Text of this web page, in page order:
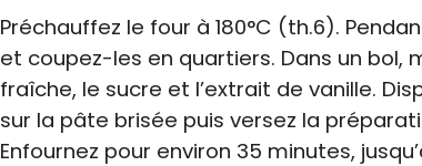
Préchauffez le four à 180°C (th.6).
et coupez-les en quartiers. Dans un bol,
fraîche, le sucre et l’extrait de vanille.
sur la pâte brisée puis versez la
Enfournez pour environ 35 minutes,